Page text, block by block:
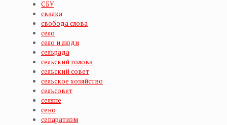
СБУ
свалка
свобода слова
село
село и люди
сельрада
сельский голова
сельский совет
сельское хозяйство
сельсовет
селяне
сено
сепаратизм